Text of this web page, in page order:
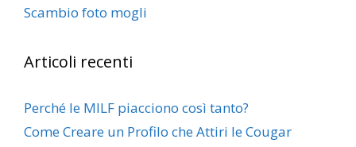
Scambio foto mogli
Articoli recenti
Perché le MILF piacciono così tanto?
Come Creare un Profilo che Attiri le Cougar